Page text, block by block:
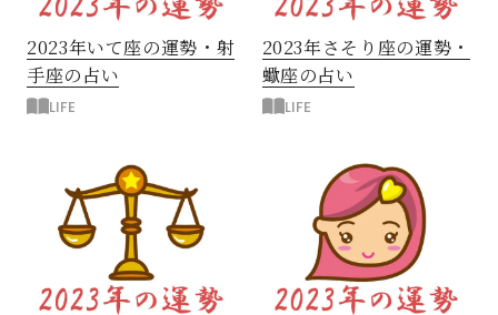
2023年いて座の運勢・射
手座の占い
LIFE
2023年さそり座の運勢・
蠍座の占い
LIFE